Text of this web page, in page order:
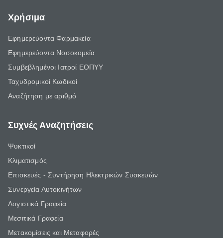
Χρήσιμα
Εφημερεύοντα Φαρμακεία
Εφημερεύοντα Νοσοκομεία
Συμβεβλημένοι Ιατροί ΕΟΠΥΥ
Ταχυδρομικοί Κωδικοί
Αναζήτηση με αριθμό
Συχνές Αναζητήσεις
Ψυκτικοί
Κλιματισμός
Επισκευές - Συντήρηση Ηλεκτρικών Συσκευών
Συνεργεία Αυτοκινήτων
Λογιστικά Γραφεία
Μεσιτικά Γραφεία
Μετακομίσεις και Μεταφορές